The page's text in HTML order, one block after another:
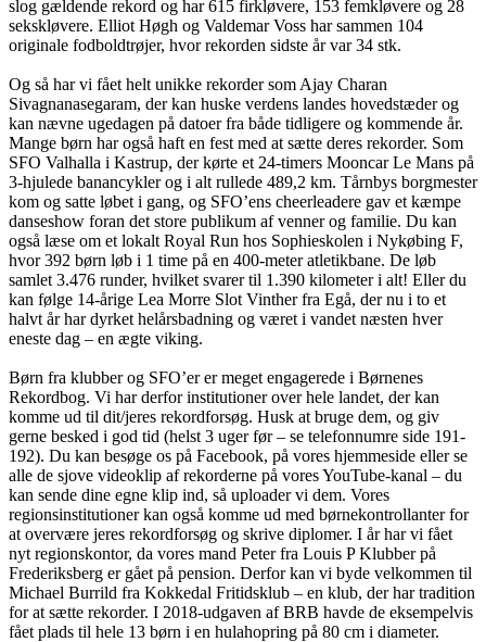
slog gældende rekord og har 615 firkløvere, 153 femkløvere og 28
sekskløvere. Elliot Høgh og Valdemar Voss har sammen 104
originale fodboldtrøjer, hvor rekorden sidste år var 34 stk.
Og så har vi fået helt unikke rekorder som Ajay Charan
Sivagnanasegaram, der kan huske verdens landes hovedstæder og
kan nævne ugedagen på datoer fra både tidligere og kommende år.
Mange børn har også haft en fest med at sætte deres rekorder. Som
SFO Valhalla i Kastrup, der kørte et 24-timers Mooncar Le Mans på
3-hjulede banancykler og i alt rullede 489,2 km. Tårnbys borgmester
kom og satte løbet i gang, og SFO’ens cheerleadere gav et kæmpe
danseshow foran det store publikum af venner og familie. Du kan
også læse om et lokalt Royal Run hos Sophieskolen i Nykøbing F,
hvor 392 børn løb i 1 time på en 400-meter atletikbane. De løb
samlet 3.476 runder, hvilket svarer til 1.390 kilometer i alt! Eller du
kan følge 14-årige Lea Morre Slot Vinther fra Egå, der nu i to et
halvt år har dyrket helårsbadning og været i vandet næsten hver
eneste dag – en ægte viking.
Børn fra klubber og SFO’er er meget engagerede i Børnenes
Rekordbog. Vi har derfor institutioner over hele landet, der kan
komme ud til dit/jeres rekordforsøg. Husk at bruge dem, og giv
gerne besked i god tid (helst 3 uger før – se telefonnumre side 191-
192). Du kan besøge os på Facebook, på vores hjemmeside eller se
alle de sjove videoklip af rekorderne på vores YouTube-kanal – du
kan sende dine egne klip ind, så uploader vi dem. Vores
regionsinstitutioner kan også komme ud med børnekontrollanter for
at overvære jeres rekordforsøg og skrive diplomer. I år har vi fået
nyt regionskontor, da vores mand Peter fra Louis P Klubber på
Frederiksberg er gået på pension. Derfor kan vi byde velkommen til
Michael Burrild fra Kokkedal Fritidsklub – en klub, der har tradition
for at sætte rekorder. I 2018-udgaven af BRB havde de eksempelvis
fået plads til hele 13 børn i en hulahopring på 80 cm i diameter.